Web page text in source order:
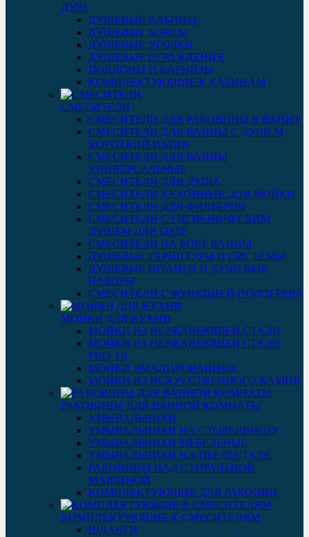
ДУШ
ДУШЕВЫЕ КАБИНЫ
ДУШЕВЫЕ БОКСЫ
ДУШЕВЫЕ УГОЛКИ
ДУШЕВЫЕ ОГРАЖДЕНИЯ
ПОДДОНЫ И КАРНИЗЫ
КОМПЛЕКТУЮЩИЕ К КАБИНАМ
СМЕСИТЕЛИ
СМЕСИТЕЛИ ДЛЯ РАКОВИНЫ В ВАННУ
СМЕСИТЕЛИ ДЛЯ ВАННЫ С ДУШЕМ
КОРОТКИЙ ИЗЛИВ
СМЕСИТЕЛИ ДЛЯ ВАННЫ
УНИВЕРСАЛЬНЫЕ
СМЕСИТЕЛИ ДЛЯ ДУША
СМЕСИТЕЛИ КУХОННЫЕ ДЛЯ МОЙКИ
СМЕСИТЕЛИ ДЛЯ ФИЛЬТРОВ
СМЕСИТЕЛИ С ГИГИЕНИЧЕСКИМ
ДУШЕМ ДЛЯ БИДЕ
СМЕСИТЕЛИ НА БОРТ ВАННЫ
ДУШЕВЫЕ ГАРНИТУРЫ И СИСТЕМЫ
ДУШЕВЫЕ ШТАНГИ И ДУШЕВЫЕ
НАБОРЫ
СМЕСИТЕЛИ С ФУНКЦИЕЙ ПОДОГРЕВА
МОЙКИ ДЛЯ КУХНИ
МОЙКИ ИЗ НЕРЖАВЕЮЩЕЙ СТАЛИ
МОЙКИ ИЗ НЕРЖАВЕЮЩЕЙ СТАЛИ
PRO 3.0
МОЙКИ ЭМАЛИРОВАННЫЕ
МОЙКИ ИЗ ИСКУССТВЕННОГО КАМНЯ
РАКОВИНЫ ДЛЯ ВАННОЙ КОМНАТЫ
УМЫВАЛЬНИКИ
УМЫВАЛЬНИКИ НА СТОЛЕШНИЦУ
УМЫВАЛЬНИКИ МЕБЕЛЬНЫЕ
УМЫВАЛЬНИКИ НА ПЬЕДЕСТАЛЕ
РАКОВИНЫ НАД СТИРАЛЬНОЙ
МАШИНОЙ
КОМПЛЕКТУЮЩИЕ ДЛЯ РАКОВИН
КОМПЛЕКТУЮЩИЕ К СМЕСИТЕЛЯМ
ШЛАНГИ